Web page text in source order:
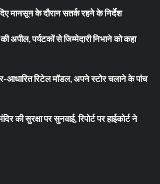
मानसून के दौरान सतर्क रहने के निर्देश
अपील, पर्यटकों से जिम्मेदारी निभाने को कहा
रिटेल मॉडल, अपने स्टोर चलाने के पांच
की सुरक्षा पर सुनवाई, रिपोर्ट पर हाईकोर्ट ने